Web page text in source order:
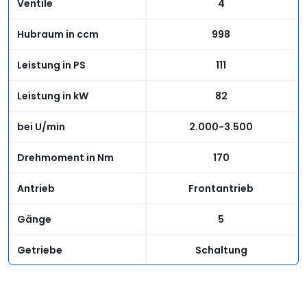
Ventile 4
Hubraum in ccm 998
Leistung in PS 111
Leistung in kW 82
bei U/min 2.000-3.500
Drehmoment in Nm 170
Antrieb Frontantrieb
Gänge 5
Getriebe Schaltung